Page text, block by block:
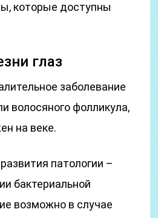
которые доступны
глаз
заболевание
волосяного фолликула,
на веке.
патологии –
бактериальной
возможно в случае